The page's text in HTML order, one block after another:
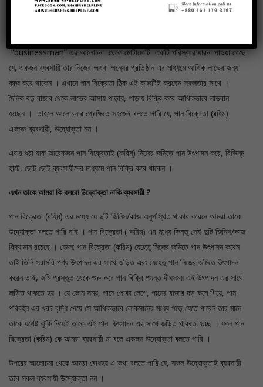
এবং ঝুকি । যেহেতু তিনি নিজে পণ্য উৎপাদন এর সাথে জড়িত নেই তিনি অন্যের উৎপাদিত
“businessman” এর আলোচনা থেকে মোটামোটি একটি পরিস্কার ধারনা পাওয়া গেছে
যে, একজন ব্যবসায়ী তার নিজের অথবা অন্যের প্রতিষ্ঠান এর মাধ্যমে আথিক লাভের জন্য
কাজ করে থাকেন । এখানে পান বিক্রেতা ঠিক এই কাজটিই করছেন সফলতার সাথে ।
দৈনিক বড় বাজার থেকে লাভের আসায় পাড়ায়, পাড়ায় বিক্রি করে আথিকভাবে লাভবান
হচ্ছেন । তাহলে আলোচনার প্রেক্ষিতে সহজেই বলতে পারি যে, পান বিক্রেতা (রহিম)
একজন ব্যবসায়ী, উদ্যোক্তা নন ।
এবার ধরা যাক আরেকজন পান বিক্রেতাই (করিম) নিজের জমিতে পান উৎপাদন করে, বিভিন্ন
হাটে, ছোট ছোট ব্যবসায়ীদের মাধ্যমে পান বিক্রি করে থাকেন ।
এখন তাকে আমরা কি বলবো উদ্যোক্তা নাকি ব্যবসায়ী ?
পান বিক্রেতা (রহিম) এর মধ্যে যে দুটি জিনিস/কাজ অনুপস্থিত থাকার কারনে আমরা তাকে
উদ্যোক্তা বলতে পারি নাই । পান বিক্রেতা ( করিম) এর মধ্যে কিন্তু সেই দুটি জিনিস/কাজ
বিদ্যামান রয়েছে । যেমন: পান বিক্রেতা (করিম) যেহেতু নিজের জমিতে পান উৎপাদন করেন
তাই তিনি সরাসরি পণ্য উৎপাদন এর সাথে জড়িত এবং যেহেতু পান নিজের জমিতে উৎপাদন
করেন তাই, জমি প্রস্তুত থেকে শুরু করে পান বিক্রি পযন্ত দীঘসময় এই উৎপাদন এর সাথে
জড়িত থাকতে হয় । যে কোন সময়, পানে পোকা লেগে, পানের বাজার দড় কমে গিয়ে, পান
পরিবহন এর খরচ বৃদ্ধি পেয়ে সে আথিকভাবে লোকসানের মধ্যে পড়ে যেতে পারেন তার মানে
তাকে যথেষ্ট ঝুকিঁ নিয়েই তাকে এই পান উৎপাদন এর সাথে জড়িত থাকতে হচ্ছে । ফলে পান
বিক্রেতা (করিম) কে আমরা ব্যবসায়ী না বলে একজন উদ্যোক্তা বলতে পারি ।
উপরের আলোচনা থেকে আমরা বোধহয় এ কথা বলতে পারি যে, সকল উদ্যোক্তাই ব্যবসায়ী
তবে সকল ব্যবসায়ী উদ্যোক্তা নন ।